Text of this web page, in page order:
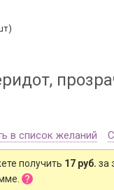
в список желаний
получить 17 руб. за